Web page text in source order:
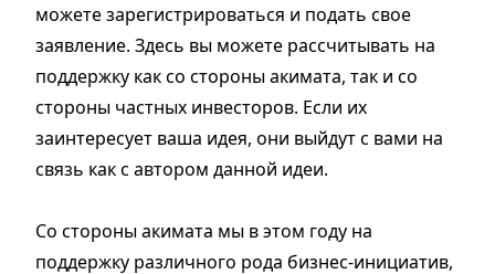
можете зарегистрироваться и подать свое
заявление. Здесь вы можете рассчитывать на
поддержку как со стороны акимата, так и со
стороны частных инвесторов. Если их
заинтересует ваша идея, они выйдут с вами на
связь как с автором данной идеи.
Со стороны акимата мы в этом году на
поддержку различного рода бизнес-инициатив,